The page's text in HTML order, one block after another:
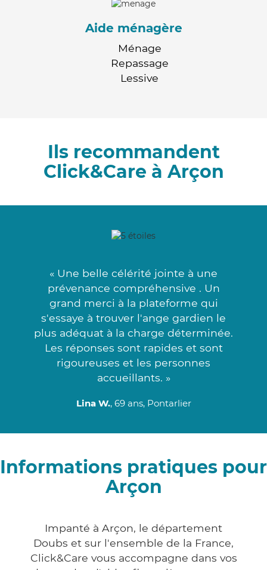
Aide ménagère
Ménage
Repassage
Lessive
Ils recommandent
Click&Care à Arçon
« Une belle célérité jointe à une
prévenance compréhensive . Un
grand merci à la plateforme qui
s'essaye à trouver l'ange gardien le
plus adéquat à la charge déterminée.
Les réponses sont rapides et sont
rigoureuses et les personnes
accueillants. »
Lina W., 69 ans, Pontarlier
Informations pratiques pour
Arçon
Impanté à Arçon, le département
Doubs et sur l'ensemble de la France,
Click&Care vous accompagne dans vos